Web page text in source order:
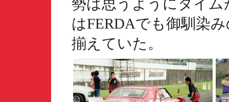
勢は思うようにタイ
はFERDAでも御馴染
揃えていた。